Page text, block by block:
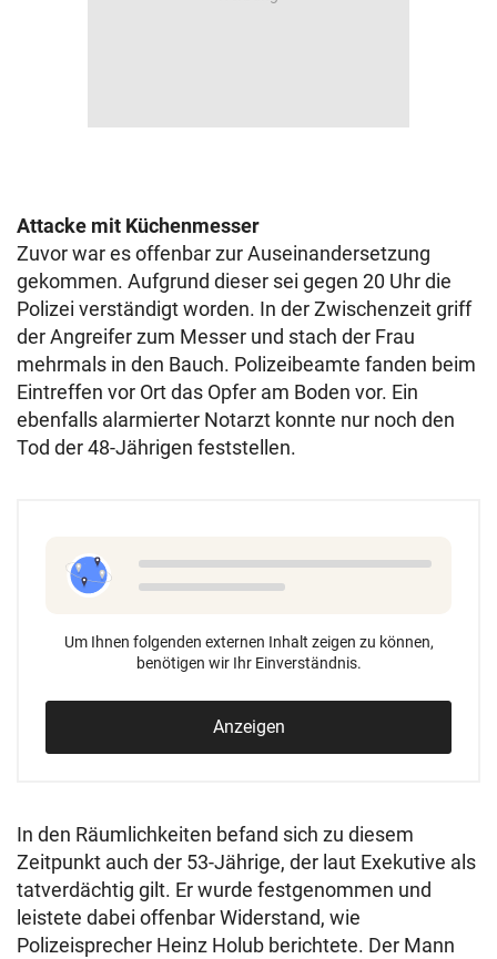
Attacke mit Küchenmesser
Zuvor war es offenbar zur Auseinandersetzung
gekommen. Aufgrund dieser sei gegen 20 Uhr die
Polizei verständigt worden. In der Zwischenzeit griff
der Angreifer zum Messer und stach der Frau
mehrmals in den Bauch. Polizeibeamte fanden beim
Eintreffen vor Ort das Opfer am Boden vor. Ein
ebenfalls alarmierter Notarzt konnte nur noch den
Tod der 48-Jährigen feststellen.
Um Ihnen folgenden externen Inhalt zeigen zu können,
benötigen wir Ihr Einverständnis.
Anzeigen
In den Räumlichkeiten befand sich zu diesem
Zeitpunkt auch der 53-Jährige, der laut Exekutive als
tatverdächtig gilt. Er wurde festgenommen und
leistete dabei offenbar Widerstand, wie
Polizeisprecher Heinz Holub berichtete. Der Mann